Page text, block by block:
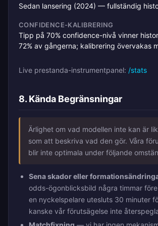
Sedan lansering (2024) — fullständig
CONFIDENCE-KALIBRERING
Tipp på 70% confidence-nivå vinner
72% av gångerna; kalibrering övervakas
Live prestanda-instrumentpanel: /stats
8. Kända Begränsningar
Ärlighet om vad modellen inte kan är
som att beskriva vad den gör. Våra
blir inte optimala under följande
Sena skador eller
odds-ögonblicksbild några timmar
en nyckelspelare utesluts 30 minuter
kanske vår förutsägelse inte